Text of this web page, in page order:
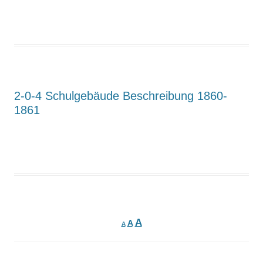
2-0-4 Schulgebäude Beschreibung 1860-
1861
A A A